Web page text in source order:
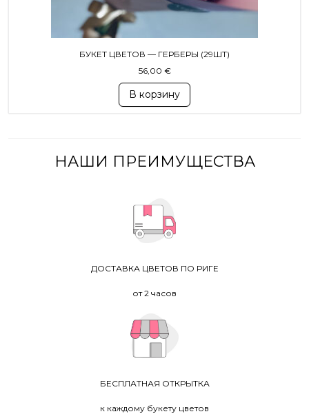
БУКЕТ ЦВЕТОВ — ГЕРБЕРЫ (29ШТ)
56,00 €
В корзину
НАШИ ПРЕИМУЩЕСТВА
ДОСТАВКА ЦВЕТОВ ПО РИГЕ
от 2 часов
БЕСПЛАТНАЯ ОТКРЫТКА
к каждому букету цветов